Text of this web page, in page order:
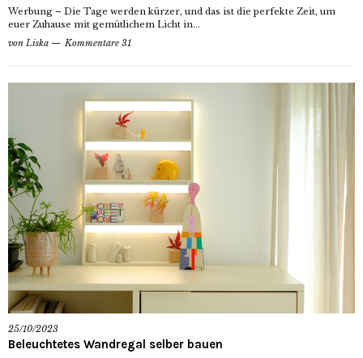
Werbung – Die Tage werden kürzer, und das ist die perfekte Zeit, um
euer Zuhause mit gemütlichem Licht in...
von Liska Kommentare 31
25/10/2023
Beleuchtetes Wandregal selber bauen